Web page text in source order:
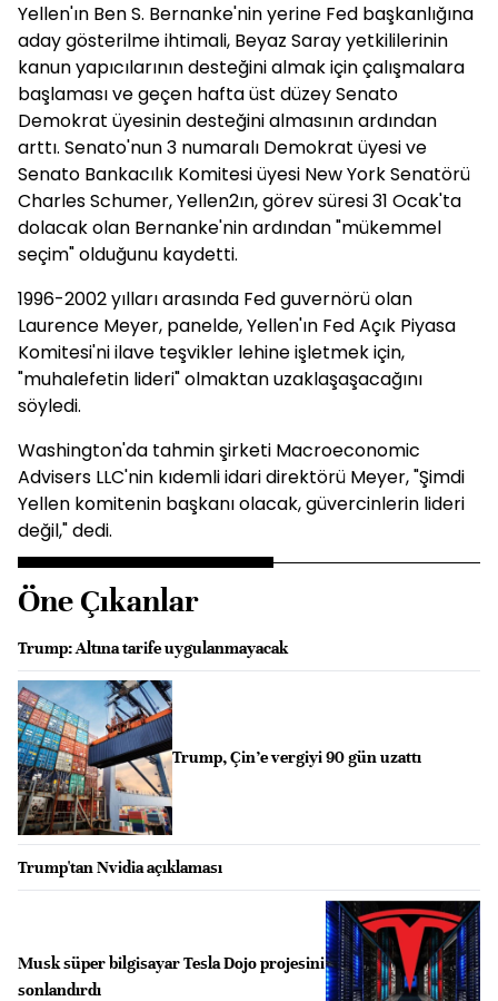
Yellen'ın Ben S. Bernanke'nin yerine Fed başkanlığına
aday gösterilme ihtimali, Beyaz Saray yetkililerinin
kanun yapıcılarının desteğini almak için çalışmalara
başlaması ve geçen hafta üst düzey Senato
Demokrat üyesinin desteğini almasının ardından
arttı. Senato'nun 3 numaralı Demokrat üyesi ve
Senato Bankacılık Komitesi üyesi New York Senatörü
Charles Schumer, Yellen2ın, görev süresi 31 Ocak'ta
dolacak olan Bernanke'nin ardından "mükemmel
seçim" olduğunu kaydetti.
1996-2002 yılları arasında Fed guvernörü olan
Laurence Meyer, panelde, Yellen'ın Fed Açık Piyasa
Komitesi'ni ilave teşvikler lehine işletmek için,
"muhalefetin lideri" olmaktan uzaklaşaşacağını
söyledi.
Washington'da tahmin şirketi Macroeconomic
Advisers LLC'nin kıdemli idari direktörü Meyer, "Şimdi
Yellen komitenin başkanı olacak, güvercinlerin lideri
değil," dedi.
Öne Çıkanlar
Trump: Altına tarife uygulanmayacak
Trump, Çin’e vergiyi 90 gün uzattı
Trump'tan Nvidia açıklaması
Musk süper bilgisayar Tesla Dojo projesini
sonlandırdı